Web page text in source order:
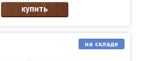
купить
на складе